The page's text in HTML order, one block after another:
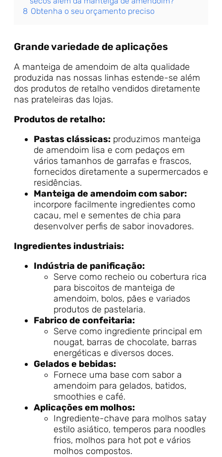
8 Obtenha o seu orçamento preciso
Grande variedade de aplicações
A manteiga de amendoim de alta qualidade
produzida nas nossas linhas estende-se além
dos produtos de retalho vendidos diretamente
nas prateleiras das lojas.
Produtos de retalho:
Pastas clássicas: produzimos manteiga
de amendoim lisa e com pedaços em
vários tamanhos de garrafas e frascos,
fornecidos diretamente a supermercados e
residências.
Manteiga de amendoim com sabor:
incorpore facilmente ingredientes como
cacau, mel e sementes de chia para
desenvolver perfis de sabor inovadores.
Ingredientes industriais:
Indústria de panificação:
Serve como recheio ou cobertura rica
para biscoitos de manteiga de
amendoim, bolos, pães e variados
produtos de pastelaria.
Fabrico de confeitaria:
Serve como ingrediente principal em
nougat, barras de chocolate, barras
energéticas e diversos doces.
Gelados e bebidas:
Fornece uma base com sabor a
amendoim para gelados, batidos,
smoothies e café.
Aplicações em molhos:
Ingrediente-chave para molhos satay
estilo asiático, temperos para noodles
frios, molhos para hot pot e vários
molhos compostos.